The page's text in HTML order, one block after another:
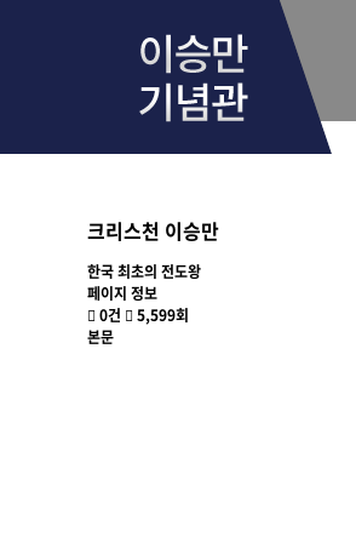
크리스천 이승만
한국 최초의 전도왕
페이지 정보
0건
5,599회
본문